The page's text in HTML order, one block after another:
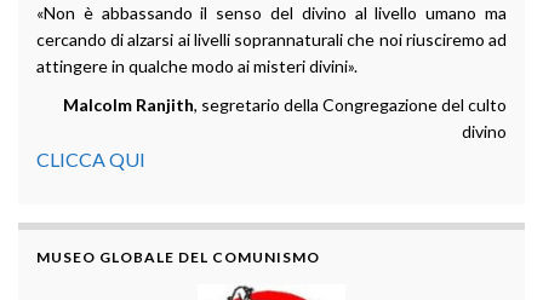
«Non è abbassando il senso del divino al livello umano ma
cercando di alzarsi ai livelli soprannaturali che noi riusciremo ad
attingere in qualche modo ai misteri divini».
Malcolm Ranjith, segretario della Congregazione del culto
divino
CLICCA QUI
MUSEO GLOBALE DEL COMUNISMO